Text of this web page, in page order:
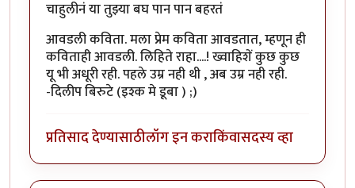
चाहुलीनं या तुझ्या बघ पान पान बहरतं
आवडली कविता. मला प्रेम कविता आवडतात, म्हणून ही
कविताही आवडली. लिहिते राहा....! ख्वाहिशें कुछ कुछ
यू भी अधूरी रही. पहले उम्र नही थी , अब उम्र नही रही.
-दिलीप बिरुटे (इश्क मे डूबा ) ;)
प्रतिसाद देण्यासाठीलॉग इन कराकिंवासदस्य व्हा